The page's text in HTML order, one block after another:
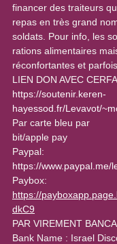
financer des traiteurs
repas en très grand
soldats. Pour info, les
rations alimentaires
réconfortantes et
LIEN DON AVEC
https://soutenir.keren-
hayessod.fr/Levavot/
Par carte bleu par
bit/apple pay
Paypal:
https://www.paypal.me/
Paybox:
https://
dkC9
PAR VIREMENT
Bank Name : Israel